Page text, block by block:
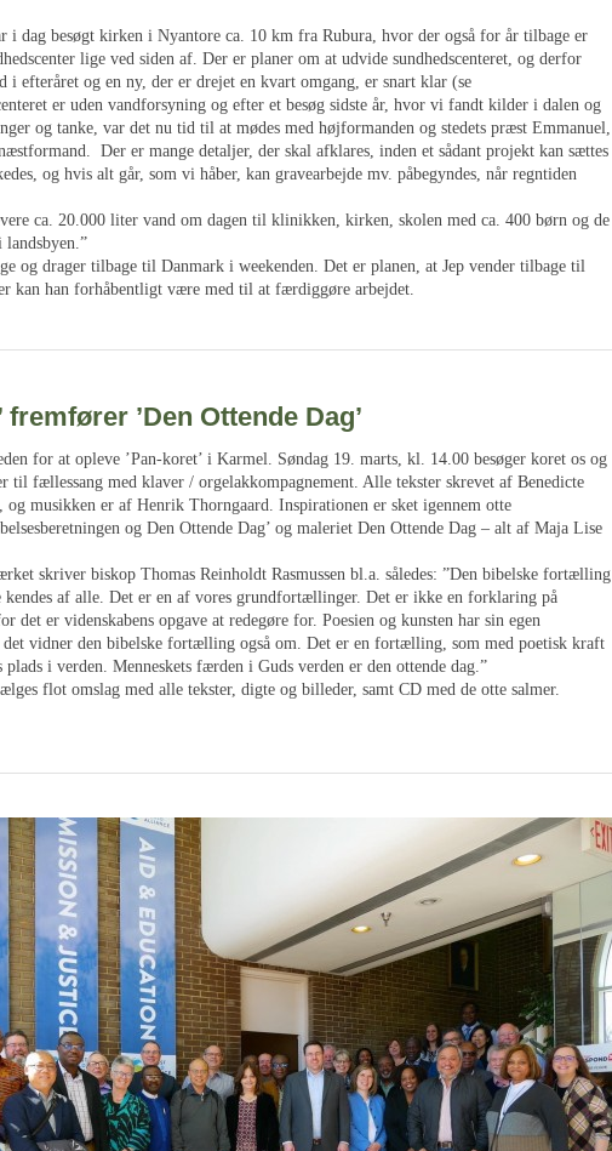
i dag besøgt kirken i Nyantore ca. 10 km fra Rubura, hvor der også for år tilbage er
lige ved siden af. Der er planer om at udvide sundhedscenteret, og derfor
i efteråret og en ny, der er drejet en kvart omgang, er snart klar (se
er uden vandforsyning og efter et besøg sidste år, hvor vi fandt kilder i dalen og
og tanke, var det nu tid til at mødes med højformanden og stedets præst Emmanuel,
Der er mange detaljer, der skal afklares, inden et sådant projekt kan sættes
og hvis alt går, som vi håber, kan gravearbejde mv. påbegyndes, når regntiden
ca. 20.000 liter vand om dagen til klinikken, kirken, skolen med ca. 400 børn og de
landsbyen.”
og drager tilbage til Danmark i weekenden. Det er planen, at Jep vender tilbage til
kan han forhåbentligt være med til at færdiggøre arbejdet.
fremfører ’Den Ottende Dag’
for at opleve ’Pan-koret’ i Karmel. Søndag 19. marts, kl. 14.00 besøger koret os og
til fællessang med klaver / orgelakkompagnement. Alle tekster skrevet af Benedicte
og musikken er af Henrik Thorngaard. Inspirationen er sket igennem otte
og Den Ottende Dag’ og maleriet Den Ottende Dag – alt af Maja Lise
skriver biskop Thomas Reinholdt Rasmussen bl.a. således: ”Den bibelske fortælling
kendes af alle. Det er en af vores grundfortællinger. Det er ikke en forklaring på
det er videnskabens opgave at redegøre for. Poesien og kunsten har sin egen
det vidner den bibelske fortælling også om. Det er en fortælling, som med poetisk kraft
plads i verden. Menneskets færden i Guds verden er den ottende dag.”
flot omslag med alle tekster, digte og billeder, samt CD med de otte salmer.